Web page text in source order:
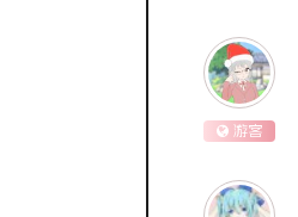
游客